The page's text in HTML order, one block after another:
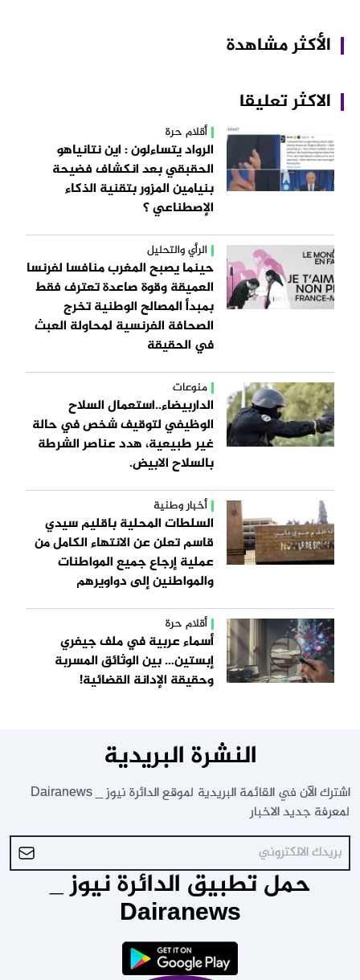
الأكثر مشاهدة
الاكثر تعليقا
أقلام حرة
الرواد يتساءلون : اين نتانياهو
الحقبقي بعد انكشاف فضيحة
بنيامين المزور بتقنية الذكاء
الإصطناعي ؟
الرأي والتحليل
حينما يصبح المغرب منافسا لفرنسا
العميقة وقوة صاعدة تعترف فقط
بمبدأ المصالح الوطنية تخرج
الصحافة الفرنسية لمحاولة العبث
في الحقيقة
منوعات
الداربيضاء..استعمال السلاح
الوظيفي لتوقيف شخص في حالة
غير طبيعية، هدد عناصر الشرطة
بالسلاح الابيض.
أخبار وطنية
السلطات المحلية باقليم سيدي
قاسم تعلن عن الانتهاء الكامل من
عملية إرجاع جميع المواطنات
والمواطنين إلى دواويرهم
أقلام حرة
أسماء عربية في ملف جيفري
إبستين… بين الوثائق المسربة
وحقيقة الإدانة القضائية!
النشرة البريدية
اشترك الآن في القائمة البريدية لموقع الدائرة نيوز _ Dairanews
لمعرفة جديد الاخبار
حمل تطبيق الدائرة نيوز _
Dairanews